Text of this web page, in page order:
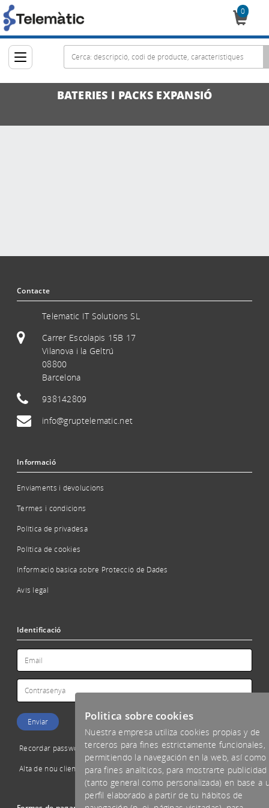
0
BATERIES I PACKS EXPANSIÓ
Contacte
Telematic IT Solutions SL
Carrer Escolapis 15B 17
Vilanova i la Geltrú
08800
Barcelona
938142809
info@gruptelematic.net
Informació
Enviaments i devolucions
Termes i condicions
Política de privadesa
Política de cookies
Informació bàsica sobre Protecció de Dades
Avís legal
Identificació
Recordar password
Alta de nou client
Politica sobre cookies
Nuestra empresa utiliza cookies propias y de
terceros para fines estrictamente funcionales,
permitiendo la navegación en la web, así como
para fines analíticos, para mostrarte publicidad
(tanto general como personalizada) en base a
perfil elaborado a partir de tu hábitos de